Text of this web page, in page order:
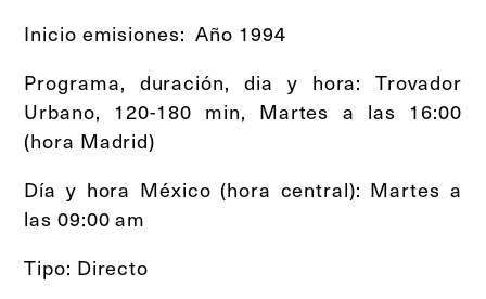
Inicio emisiones: Año 1994
Programa, duración, dia y hora: Trovador
Urbano, 120-180 min, Martes a las 16:00
(hora Madrid)
Día y hora México (hora central): Martes a
las 09:00 am
Tipo: Directo